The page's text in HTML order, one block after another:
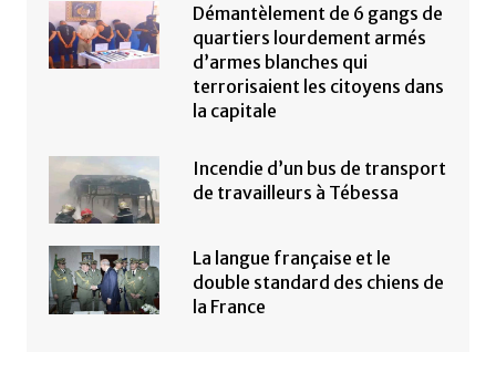
Démantèlement de 6 gangs de
quartiers lourdement armés
d’armes blanches qui
terrorisaient les citoyens dans
la capitale
Incendie d’un bus de transport
de travailleurs à Tébessa
La langue française et le
double standard des chiens de
la France